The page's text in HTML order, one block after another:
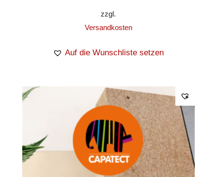
zzgl.
Versandkosten
Auf die Wunschliste setzen